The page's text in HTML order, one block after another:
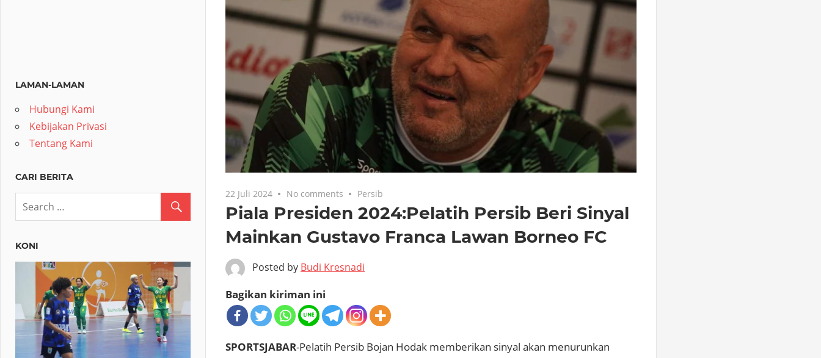
22 Juli 2024 No comments Persib
Piala Presiden 2024:Pelatih Persib Beri Sinyal
Mainkan Gustavo Franca Lawan Borneo FC
Posted by Budi Kresnadi
Bagikan kiriman ini
SPORTSJABAR-Pelatih Persib Bojan Hodak memberikan sinyal akan menurunkan
LAMAN-LAMAN
Hubungi Kami
Kebijakan Privasi
Tentang Kami
CARI BERITA
KONI